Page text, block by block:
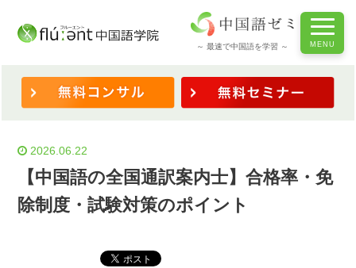
～ 最速で中国語を学習 ～
【中国語の全国通訳案内士】合格率・免除制度・試験対策のポイント
2026.06.22
【中国語の全国通訳案内士】合格率・免
除制度・試験対策のポイント